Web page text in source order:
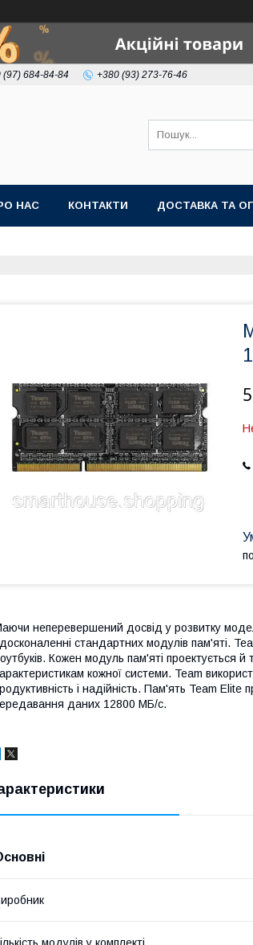
(97) 684-84-84 +380 (93) 273-76-46
НАС КОНТАКТИ ДОСТАВКА ТА
неперевершений досвід у розвитку
стандартних модулів пам'яті.
Кожен модуль пам'яті проектується й
кожної системи. Team
і надійність. Пам'ять Team
даних 12800 МБ/с.